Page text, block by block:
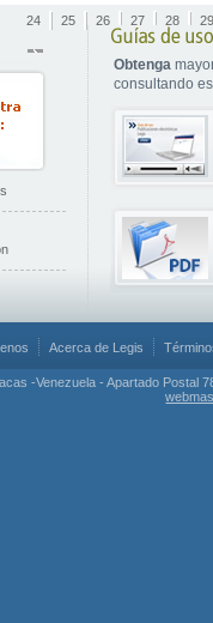
24 25 26 27 28 29
Obtenga
consultando
Acerca de Legis
-Venezuela - Apartado